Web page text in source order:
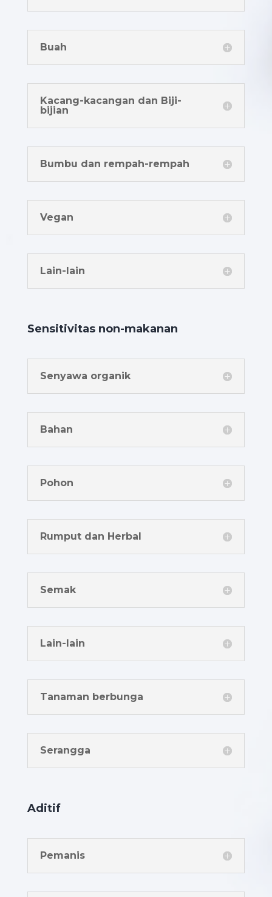
Buah
Kacang-kacangan dan Biji-
bijian
Bumbu dan rempah-rempah
Vegan
Lain-lain
Sensitivitas non-makanan
Senyawa organik
Bahan
Pohon
Rumput dan Herbal
Semak
Lain-lain
Tanaman berbunga
Serangga
Aditif
Pemanis